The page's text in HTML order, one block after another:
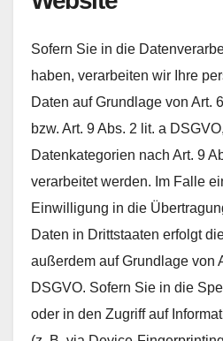
Sofern Sie in die
haben, verarbeiten wir Ihre
Daten auf Grundlage von Art.
bzw. Art. 9 Abs. 2 lit. a
Datenkategorien nach Art. 9
verarbeitet werden. Im Falle
Einwilligung in die
Daten in Drittstaaten erfolgt
außerdem auf Grundlage von
DSGVO. Sofern Sie in die
oder in den Zugriff auf